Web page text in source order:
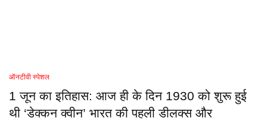
ऑनटीवी स्पेशल
1 जून का इतिहास: आज ही के दिन 1930 को शुरू हुई
थी ‘डेक्कन क्वीन’ भारत की पहली डीलक्स और